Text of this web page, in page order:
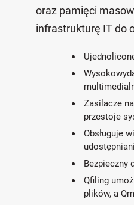
oraz pamięci
infrastrukturę IT do
Zasilacze
przestoje
Obsługuje
Bezpieczny
Qfiling
plików, a